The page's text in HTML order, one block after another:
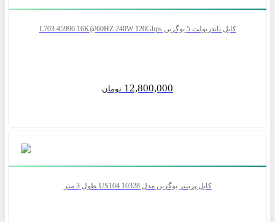
کابل تاندربولت 5 یوگرین L703 45996 16K@60HZ 240W 120Gbps
12,800,000 تومان
کابل پرینتر یوگرین مدل US104 10328 طول 3 متر